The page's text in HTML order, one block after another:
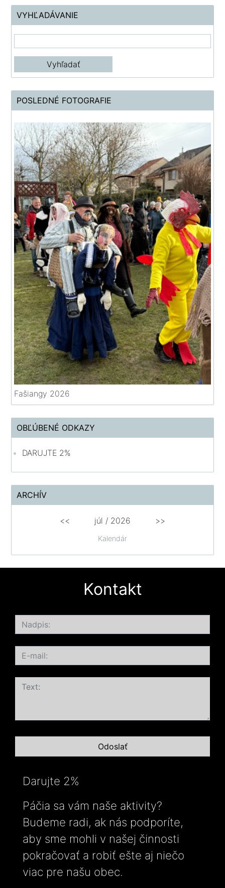
VYHĽADÁVANIE
POSLEDNÉ FOTOGRAFIE
Fašiangy 2026
OBĽÚBENÉ ODKAZY
DARUJTE 2%
ARCHÍV
Kalendár
<< júl / 2026 >>
Kontakt
Darujte 2%
Páčia sa vám naše aktivity?
Budeme radi, ak nás podporíte,
aby sme mohli v našej činnosti
pokračovať a robiť ešte aj niečo
viac pre našu obec.